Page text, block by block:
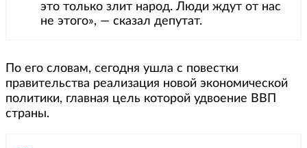
это только злит народ. Люди ждут от нас
не этого», — сказал депутат.
По его словам, сегодня ушла с повестки
правительства реализация новой экономической
политики, главная цель которой удвоение ВВП
страны.